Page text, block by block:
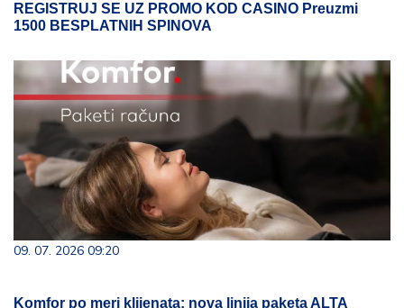
REGISTRUJ SE UZ PROMO KOD CASINO Preuzmi
1500 BESPLATNIH SPINOVA
09. 07. 2026 09:20
Komfor po meri klijenata: nova linija paketa ALTA